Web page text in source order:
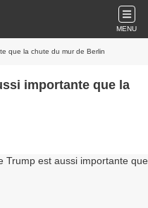
MENU
que la chute du mur de Berlin
importante que la